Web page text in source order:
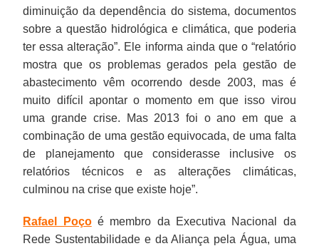
diminuição da dependência do sistema, documentos
sobre a questão hidrológica e climática, que poderia
ter essa alteração”. Ele informa ainda que o “relatório
mostra que os problemas gerados pela gestão de
abastecimento vêm ocorrendo desde 2003, mas é
muito difícil apontar o momento em que isso virou
uma grande crise. Mas 2013 foi o ano em que a
combinação de uma gestão equivocada, de uma falta
de planejamento que considerasse inclusive os
relatórios técnicos e as alterações climáticas,
culminou na crise que existe hoje”.
Rafael Poçoé membro da Executiva Nacional da
Rede Sustentabilidade e da Aliança pela Água, uma